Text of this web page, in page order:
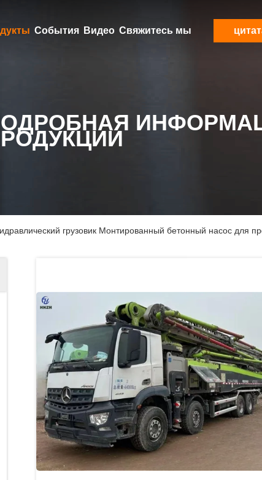
События Видео Свяжитесь мы
грузовик Монтированный бетонный насос для